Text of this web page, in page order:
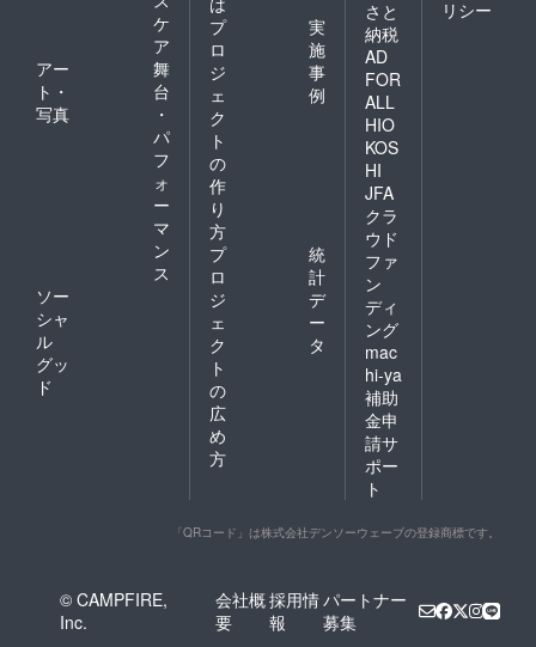
ケ
ア
アー
ト・
写真
舞
台
・
パ
フ
ォ
ー
マ
ン
ス
ソー
シャ
ル
グッ
ド
プ
ロ
ジ
ェ
ク
ト
の
作
り
方
実
施
事
例
プ
ロ
ジ
ェ
ク
ト
の
広
め
方
統
計
デ
ー
タ
さと
納税
AD
FOR
ALL
HIO
KOS
HI
JFA
クラ
ウド
ファ
ン
ディ
ング
mac
hi-ya
補助
金申
請サ
ポー
ト
リシー
「QRコード」は株式会社デンソーウェーブの登録商標です。
© CAMPFIRE,
Inc.
会社概
要
採用情
報
パートナー
募集